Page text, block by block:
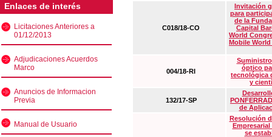
Enlaces de interés
Licitaciones Anteriores a
01/12/2013
Adjudicaciones Acuerdos
Marco
Anuncios de Informacion
Previa
Manual de Usuario
C018/18-CO
Invitación
para
de la
Capital
World
Mobile
004/18-RI
óptico
tecnológica
y
132/17-SP
de
Resolución
Empresarial
se